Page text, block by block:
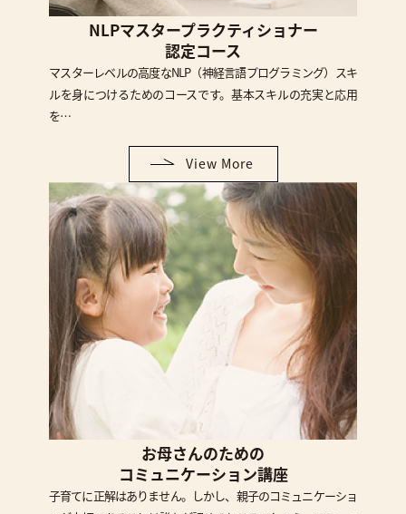
NLPマスタープラクティショナー
認定コース
マスターレベルの高度なNLP（神経言語プログラミング）スキ
ルを身につけるためのコースです。基本スキルの充実と応用
を…
View More
お母さんのための
コミュニケーション講座
子育てに正解はありません。しかし、親子のコミュニケーショ